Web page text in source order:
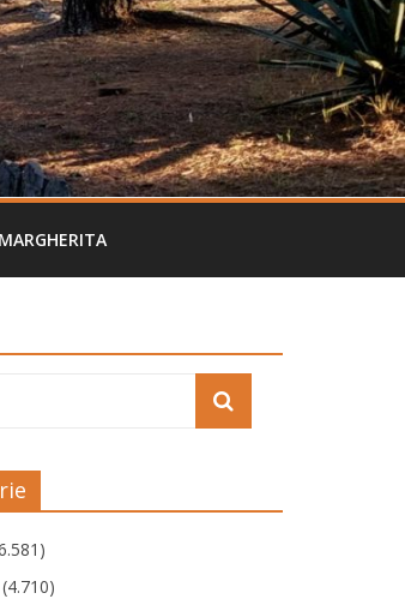
(4.710)